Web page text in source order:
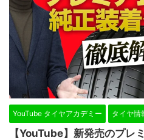
YouTube タイヤアカデミー タイヤ情
【YouTube】新発売のプレ